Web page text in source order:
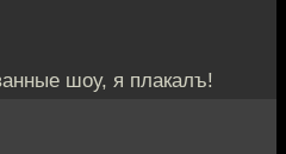
шоу, я плакалъ!